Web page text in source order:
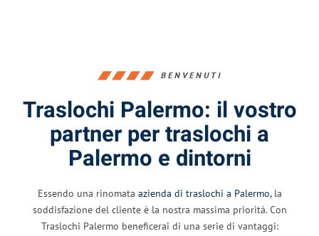
BENVENUTI
Traslochi Palermo: il vostro
partner per traslochi a
Palermo e dintorni
Essendo una rinomata azienda di traslochi a Palermo,la
soddisfazione del cliente è la nostra massima priorità. Con
Traslochi Palermo beneficerai di una serie di vantaggi: